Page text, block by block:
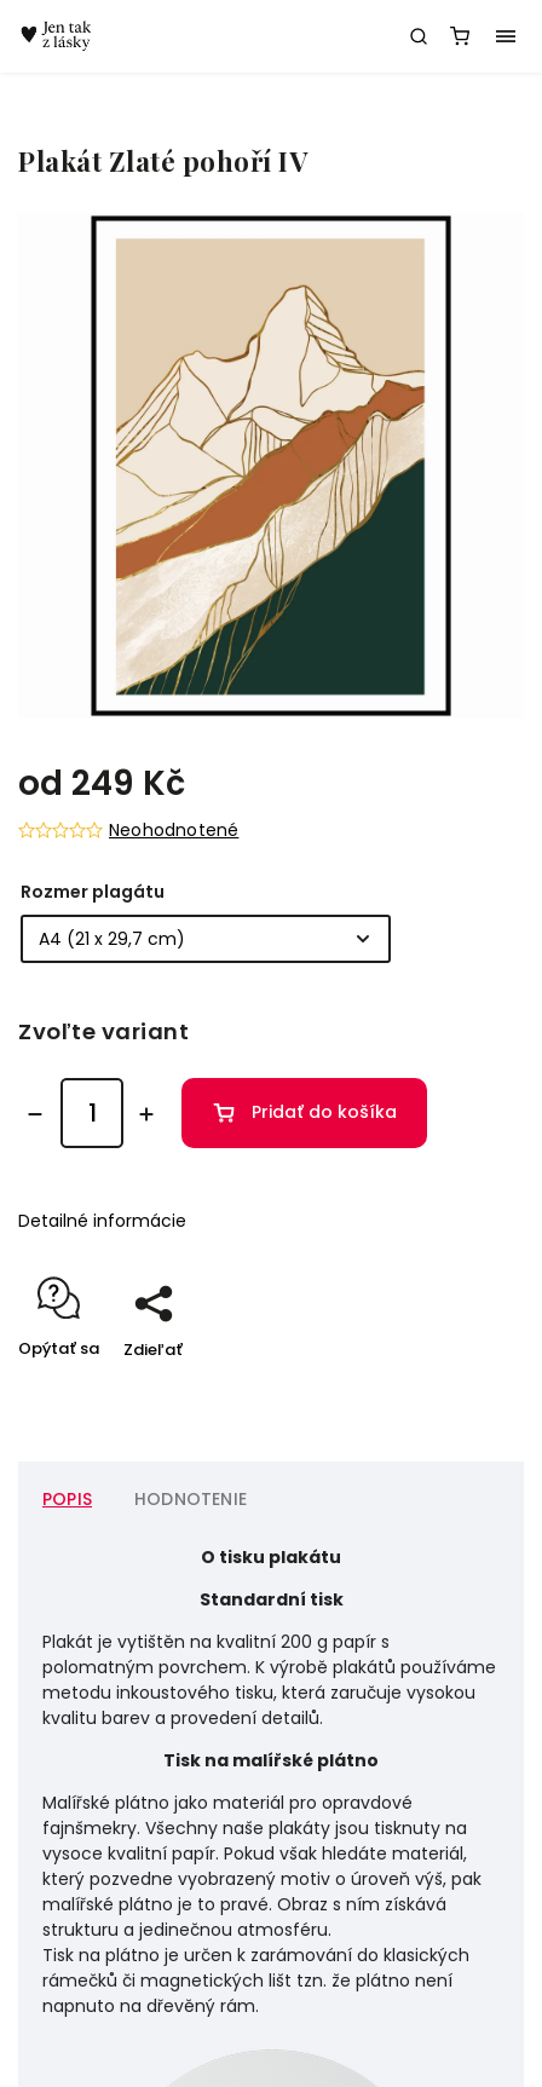
Plakát Zlaté pohoří IV
od 249 Kč
Neohodnotené
Rozmer plagátu
Zvoľte variant
Pridať do košíka
Detailné informácie
Opýtať sa Zdieľať
POPIS HODNOTENIE
O tisku plakátu
Standardní tisk
Plakát je vytištěn na kvalitní 200 g papír s
polomatným povrchem. K výrobě plakátů používáme
metodu inkoustového tisku, která zaručuje vysokou
kvalitu barev a provedení detailů.
Tisk na malířské plátno
Malířské plátno jako materiál pro opravdové
fajnšmekry. Všechny naše plakáty jsou tisknuty na
vysoce kvalitní papír. Pokud však hledáte materiál,
který pozvedne vyobrazený motiv o úroveň výš, pak
malířské plátno je to pravé. Obraz s ním získává
strukturu a jedinečnou atmosféru.
Tisk na plátno je určen k zarámování do klasických
rámečků či magnetických lišt tzn. že plátno není
napnuto na dřevěný rám.